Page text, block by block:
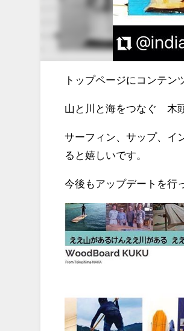
トップページにコンテン
山と川と海をつなぐ 木
サーフィン、サップ、イ
ると嬉しいです。
今後もアップデートを行